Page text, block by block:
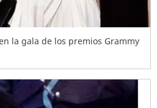
la gala de los premios Grammy